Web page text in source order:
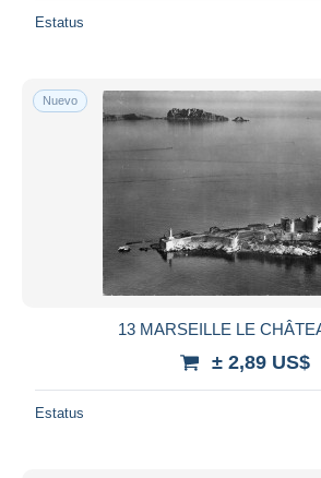
Estatus
Nuevo
13 MARSEILLE LE
± 2,89 US$
Estatus